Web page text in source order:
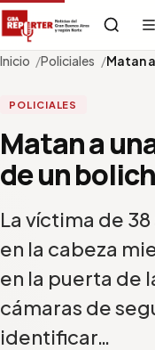
Inicio Policiales Matan
POLICIALES
Matan a
de un
La víctima de
en la cabeza
en la puerta de
cámaras de
identificar…